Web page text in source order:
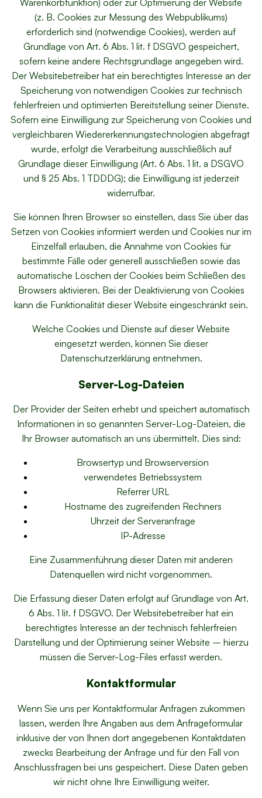
(z. B. Cookies zur Messung des Webpublikums)
erforderlich sind (notwendige Cookies), werden auf
Grundlage von Art. 6 Abs. 1 lit. f DSGVO gespeichert,
sofern keine andere Rechtsgrundlage angegeben wird.
Der Websitebetreiber hat ein berechtigtes Interesse an der
Speicherung von notwendigen Cookies zur technisch
fehlerfreien und optimierten Bereitstellung seiner Dienste.
Sofern eine Einwilligung zur Speicherung von Cookies und
vergleichbaren Wiedererkennungstechnologien abgefragt
wurde, erfolgt die Verarbeitung ausschließlich auf
Grundlage dieser Einwilligung (Art. 6 Abs. 1 lit. a DSGVO
und § 25 Abs. 1 TDDDG); die Einwilligung ist jederzeit
widerrufbar.
Sie können Ihren Browser so einstellen, dass Sie über das
Setzen von Cookies informiert werden und Cookies nur im
Einzelfall erlauben, die Annahme von Cookies für
bestimmte Fälle oder generell ausschließen sowie das
automatische Löschen der Cookies beim Schließen des
Browsers aktivieren. Bei der Deaktivierung von Cookies
kann die Funktionalität dieser Website eingeschränkt sein.
Welche Cookies und Dienste auf dieser Website
eingesetzt werden, können Sie dieser
Datenschutzerklärung entnehmen.
Server-Log-Dateien
Der Provider der Seiten erhebt und speichert automatisch
Informationen in so genannten Server-Log-Dateien, die
Ihr Browser automatisch an uns übermittelt. Dies sind:
Browsertyp und Browserversion
verwendetes Betriebssystem
Referrer URL
Hostname des zugreifenden Rechners
Uhrzeit der Serveranfrage
IP-Adresse
Eine Zusammenführung dieser Daten mit anderen
Datenquellen wird nicht vorgenommen.
Die Erfassung dieser Daten erfolgt auf Grundlage von Art.
6 Abs. 1 lit. f DSGVO. Der Websitebetreiber hat ein
berechtigtes Interesse an der technisch fehlerfreien
Darstellung und der Optimierung seiner Website – hierzu
müssen die Server-Log-Files erfasst werden.
Kontaktformular
Wenn Sie uns per Kontaktformular Anfragen zukommen
lassen, werden Ihre Angaben aus dem Anfrageformular
inklusive der von Ihnen dort angegebenen Kontaktdaten
zwecks Bearbeitung der Anfrage und für den Fall von
Anschlussfragen bei uns gespeichert. Diese Daten geben
wir nicht ohne Ihre Einwilligung weiter.